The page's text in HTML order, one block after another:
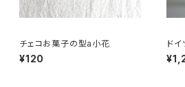
チェコお菓子の型a小花
¥120
ド
ベ